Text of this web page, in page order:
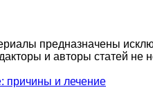
предназначены
и авторы статей не
причины и лечение